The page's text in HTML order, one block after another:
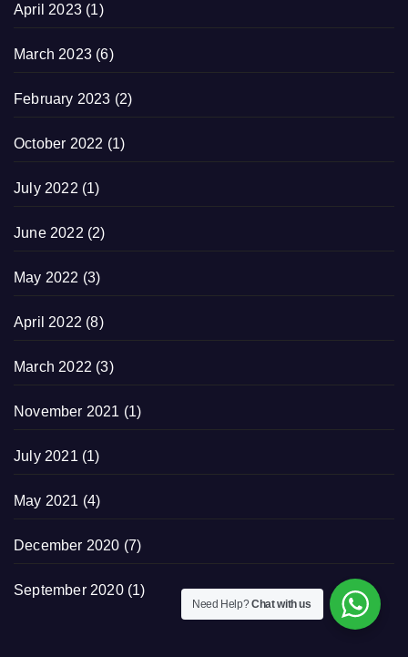
April 2023 (1)
March 2023 (6)
February 2023 (2)
October 2022 (1)
July 2022 (1)
June 2022 (2)
May 2022 (3)
April 2022 (8)
March 2022 (3)
November 2021 (1)
July 2021 (1)
May 2021 (4)
December 2020 (7)
September 2020(1)
Need Help?Chat with us